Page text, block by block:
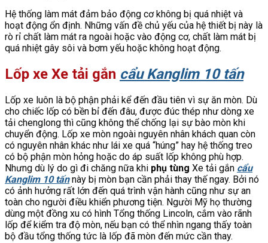
Hệ thống làm mát đảm bảo động cơ không bị quá nhiệt và
hoạt động ổn định. Những vấn đề chủ yếu của hệ thiết bị này là
rò rỉ chất làm mát ra ngoài hoặc vào động cơ, chất làm mát bị
quá nhiệt gây sôi và bơm yếu hoặc không hoạt động.
Lốp xe Xe tải gắn cẩu Kanglim 10 tấn
Lốp xe luôn là bộ phận phải kể đến đầu tiên vì sự ăn mòn. Dù
cho chiếc lốp có bền bỉ đến đâu, được đúc thép như dòng xe
tải chenglong thì cũng không thể chống lại sự bào mòn khi
chuyển động. Lốp xe mòn ngoài nguyên nhân khách quan còn
có nguyên nhân khác như lái xe quá “húng” hay hệ thống treo
có bộ phận mòn hỏng hoặc do áp suất lốp không phù hợp.
Nhưng dù lý do gì đi chăng nữa khi phụ tùng Xe tải gắn cẩu
Kanglim 10 tấnnày bị mòn bạn cần phải thay thế ngay. Bởi nó
có ảnh hưởng rất lớn đến quá trình vận hành cũng như sự an
toàn cho người điều khiển phương tiện. Người Mỹ họ thường
dùng một đồng xu có hình Tổng thống Lincoln, cắm vào rãnh
lốp để kiểm tra độ mòn, nếu bạn có thể nhìn ngang thấy toàn
bộ đầu tổng thống tức là lốp đã mòn đến mức cần thay.